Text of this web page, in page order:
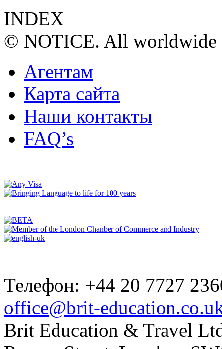
INDEX
© NOTICE. All worldwide
Агентам
Карта сайта
Наши контакты
FAQ’s
Телефон: +44 20 7727
office@brit-
Brit Education & Travel